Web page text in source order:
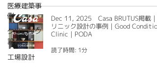
医療建築事
例
クリニック
設計
工場設計
Dec 11, 2025 Casa BRUTUS掲載｜
リニック設計の事例｜Good Condition
Clinic｜PODA
読了時間: 1分